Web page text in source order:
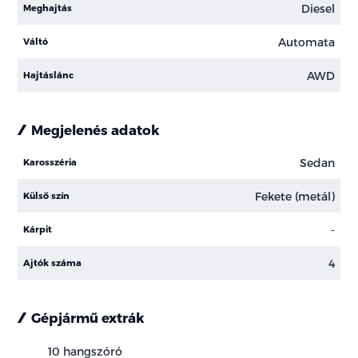
Meghajtás Diesel
Váltó Automata
Hajtáslánc AWD
Megjelenés adatok
Karosszéria Sedan
Külső szín Fekete (metál)
Kárpit -
Ajtók száma 4
Gépjármű extrák
10 hangszóró